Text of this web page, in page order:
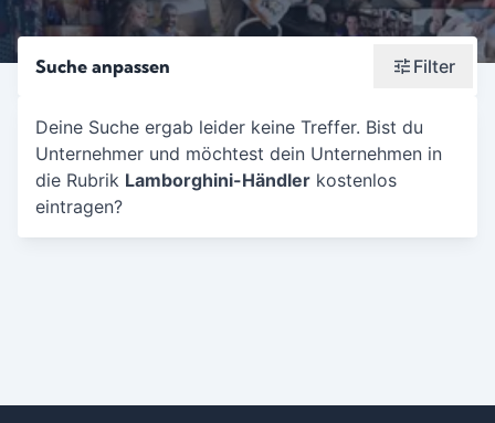
Suche anpassen Filter
Wonach suchst du?
Stadt oder Postleitzahl
Deine Suche ergab leider keine Treffer. Bist du
Unternehmer und möchtest dein Unternehmen in
die Rubrik Lamborghini-Händler kostenlos
eintragen?